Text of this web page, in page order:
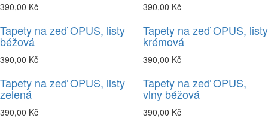
390,00 Kč 390,00 Kč
Tapety na zeď OPUS, listy
béžová
390,00 Kč
Tapety na zeď OPUS, listy
krémová
390,00 Kč
Tapety na zeď OPUS, listy
zelená
390,00 Kč
Tapety na zeď OPUS,
vlny béžová
390,00 Kč